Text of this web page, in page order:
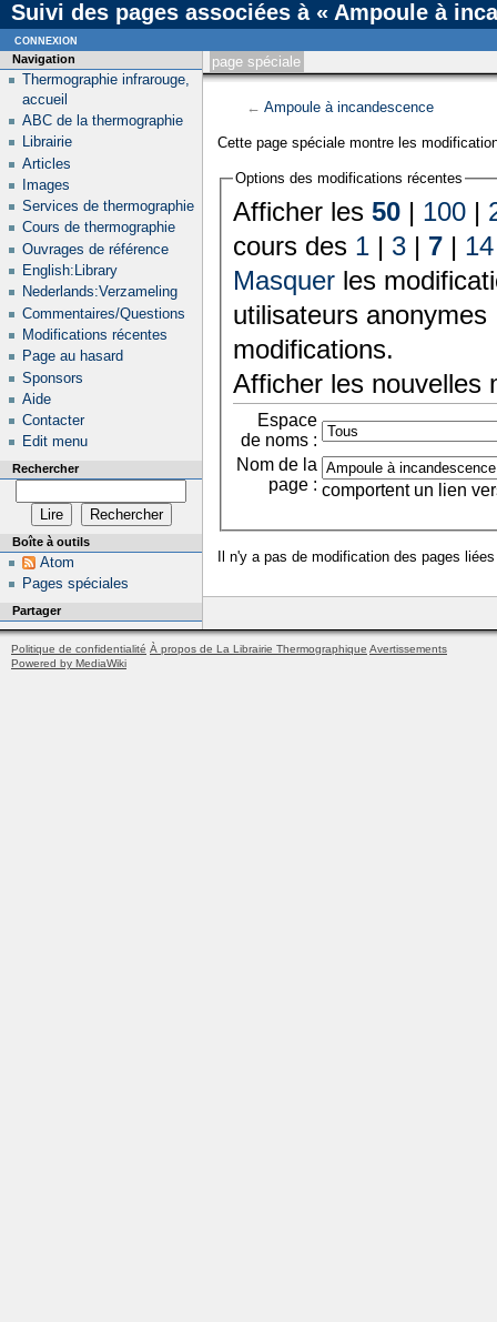
Suivi des pages associées à « Ampoule à
page spéciale
← Ampoule à incandescence
Cette page spéciale montre les
Options des modifications récentes
Afficher les 50| 100|
cours des 1| 3| 7| 14
Masquerles
utilisateurs
modifications.
Afficher les nouvelles
Espace
de noms :
Nom de la
page : comportent un lien
Il n'y a pas de modification des pages
Navigation
Thermographie infrarouge,
accueil
ABC de la thermographie
Librairie
Articles
Images
Services de thermographie
Cours de thermographie
Ouvrages de référence
English:Library
Nederlands:Verzameling
Commentaires/Questions
Modifications récentes
Page au hasard
Sponsors
Aide
Contacter
Edit menu
Rechercher
Boîte à outils
Atom
Pages spéciales
Partager
connexion
Politique de confidentialité À propos de La Librairie Thermographique Avertissements
Powered by MediaWiki